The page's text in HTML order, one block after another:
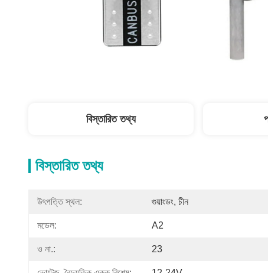
বিস্তারিত তথ্য
বিস্তারিত তথ্য
উৎপত্তি স্থল: গুয়াংডং, চীন
মডেল: A2
ও না.: 23